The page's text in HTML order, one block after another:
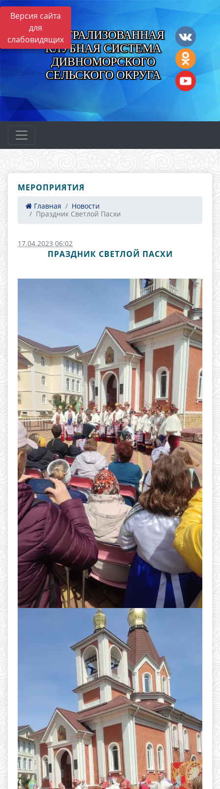
Версия сайта
для
слабовидящихЦЕНТРАЛИЗОВАННАЯ
КЛУБНАЯ СИСТЕМА
ДИВНОМОРСКОГО
СЕЛЬСКОГО ОКРУГА
МЕРОПРИЯТИЯ
Главная
Новости
Праздник Светлой Пасхи
17.04.2023 06:02
ПРАЗДНИК СВЕТЛОЙ ПАСХИ